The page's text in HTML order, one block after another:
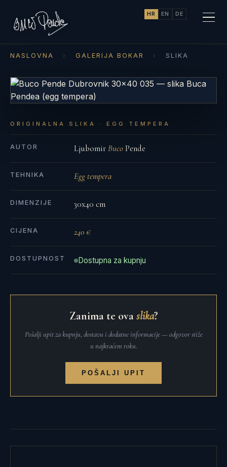
HR EN DE
NASLOVNA › GALERIJA BOKAR › SLIKA
ORIGINALNA SLIKA · EGG TEMPERA
AUTOR LjubomirBucoPende
TEHNIKA Egg tempera
DIMENZIJE 30x40 cm
CIJENA 240 €
DOSTUPNOST Dostupna za kupnju
Zanima te ovaslika?
Pošalji upit za kupnju, dostavu i dodatne informacije — odgovor stiže
u najkraćem roku.
POŠALJI UPIT